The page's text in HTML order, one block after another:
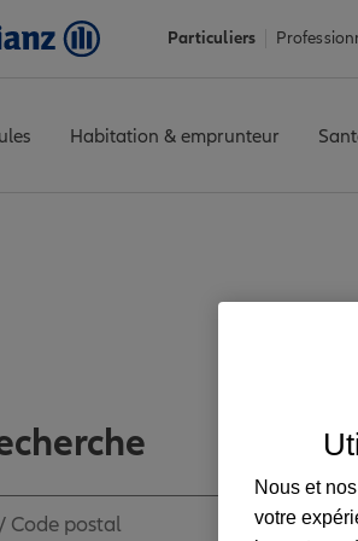
Particuliers
Habitation & emprunteur
Découvrez
Nous et
votre